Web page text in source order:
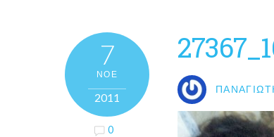
7
ΝΟΈ
2011
0